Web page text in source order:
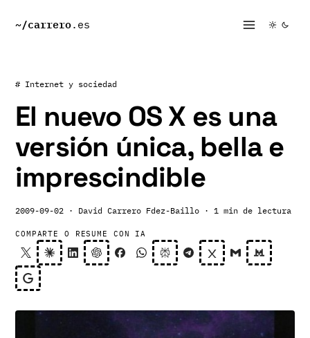
~/carrero.es
# Internet y sociedad
El nuevo OS X es una
versión única, bella e
imprescindible
2009-09-02 · David Carrero Fdez-Baillo · 1 min de lectura
COMPARTE O RESUME CON IA